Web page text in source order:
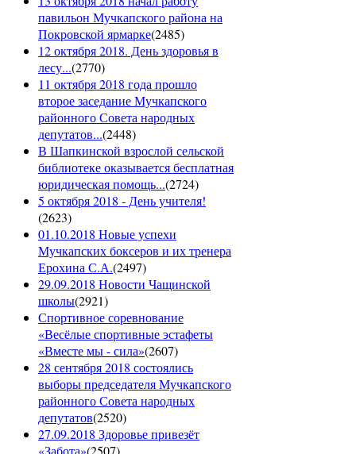
павильон Мучкапского района на
Покровской ярмарке(2485)
12 октября 2018. День здоровья в
лесу...(2770)
11 октября 2018 года прошло
второе заседание Мучкапского
районного Совета народных
депутатов...(2448)
В Шапкинской взрослой сельской
библиотеке оказывается бесплатная
юридическая помощь...(2724)
5 октября 2018 - День учителя!
(2623)
01.10.2018 Новые успехи
Мучкапских боксеров и их тренера
Ерохина С.А.(2497)
29.09.2018 Новости Чащинской
школы(2921)
Спортивное соревнование
«Весёлые спортивные эстафеты
«Вместе мы - сила»(2607)
28 сентября 2018 состоялись
выборы председателя Мучкапского
районного Совета народных
депутатов(2520)
27.09.2018 Здоровье привезёт
«Забота»(2507)